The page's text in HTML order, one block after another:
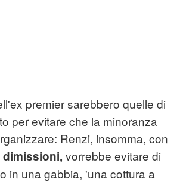
premier sarebbero quelle di
per evitare che la minoranza
Renzi, insomma, con
dimissioni, vorrebbe evitare di
in una gabbia, 'una cottura a